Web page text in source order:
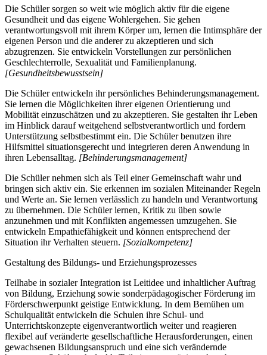
Die Schüler sorgen so weit wie möglich aktiv für die eigene
Gesundheit und das eigene Wohlergehen. Sie gehen
verantwortungsvoll mit ihrem Körper um, lernen die Intimsphäre der
eigenen Person und die anderer zu akzeptieren und sich
abzugrenzen. Sie entwickeln Vorstellungen zur persönlichen
Geschlechterrolle, Sexualität und Familienplanung.
[Gesundheitsbewusstsein]
Die Schüler entwickeln ihr persönliches Behinderungsmanagement.
Sie lernen die Möglichkeiten ihrer eigenen Orientierung und
Mobilität einzuschätzen und zu akzeptieren. Sie gestalten ihr Leben
im Hinblick darauf weitgehend selbstverantwortlich und fordern
Unterstützung selbstbestimmt ein. Die Schüler benutzen ihre
Hilfsmittel situationsgerecht und integrieren deren Anwendung in
ihren Lebensalltag. [Behinderungsmanagement]
Die Schüler nehmen sich als Teil einer Gemeinschaft wahr und
bringen sich aktiv ein. Sie erkennen im sozialen Miteinander Regeln
und Werte an. Sie lernen verlässlich zu handeln und Verantwortung
zu übernehmen. Die Schüler lernen, Kritik zu üben sowie
anzunehmen und mit Konflikten angemessen umzugehen. Sie
entwickeln Empathiefähigkeit und können entsprechend der
Situation ihr Verhalten steuern. [Sozialkompetenz]
Gestaltung des Bildungs- und Erziehungsprozesses
Teilhabe in sozialer Integration ist Leitidee und inhaltlicher Auftrag
von Bildung, Erziehung sowie sonderpädagogischer Förderung im
Förderschwerpunkt geistige Entwicklung. In dem Bemühen um
Schulqualität entwickeln die Schulen ihre Schul- und
Unterrichtskonzepte eigenverantwortlich weiter und reagieren
flexibel auf veränderte gesellschaftliche Herausforderungen, einen
gewachsenen Bildungsanspruch und eine sich verändernde